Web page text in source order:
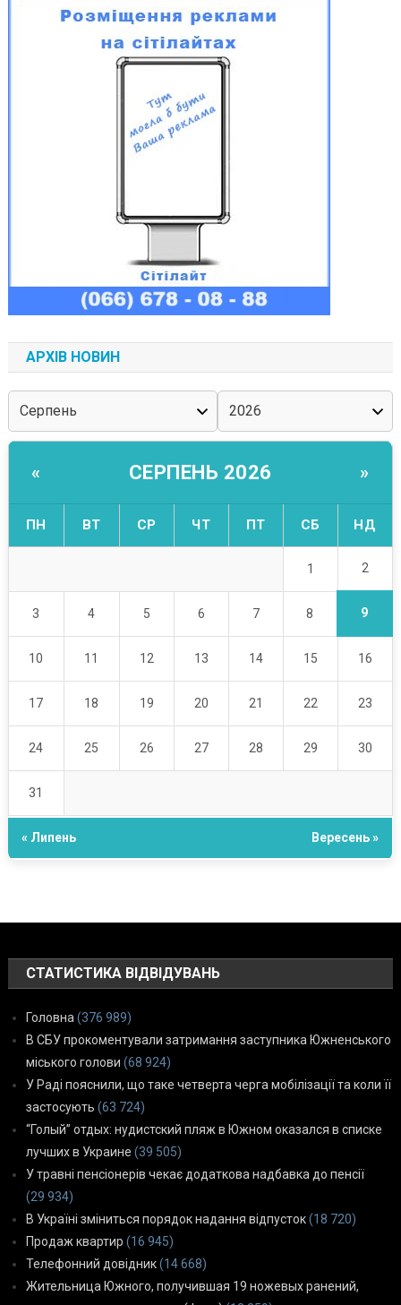
АРХІВ НОВИН
« СЕРПЕНЬ 2026 »
ПН ВТ СР ЧТ ПТ СБ НД
1 2
3 4 5 6 7 8 9
10 11 12 13 14 15 16
17 18 19 20 21 22 23
24 25 26 27 28 29 30
31
« Липень Вересень »
СТАТИСТИКА ВІДВІДУВАНЬ
Головна (376 989)
В СБУ прокоментували затримання заступника Южненського
міського голови (68 924)
У Раді пояснили, що таке четверта черга мобілізації та коли її
застосують (63 724)
“Голый” отдых: нудистский пляж в Южном оказался в списке
лучших в Украине (39 505)
У травні пенсіонерів чекає додаткова надбавка до пенсії
(29 934)
В Україні зміниться порядок надання відпусток(18 720)
Продаж квартир (16 945)
Телефонний довідник(14 668)
Жительница Южного, получившая 19 ножевых ранений,